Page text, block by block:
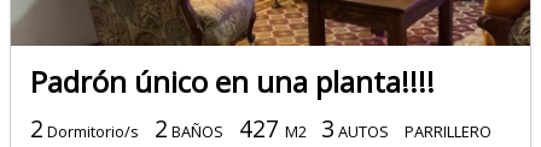
Padrón único en una planta!!!!
2 Dormitorio/s 2 BAÑOS 427 M2 3 AUTOS
PARRILLERO